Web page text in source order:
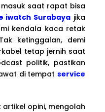
saat rapat bisa
iwatch Surabaya jika
kendala kaca retak
ketinggalan, demi
tetap jernih saat
politik, pastikan
di tempat service
opini, mengolah